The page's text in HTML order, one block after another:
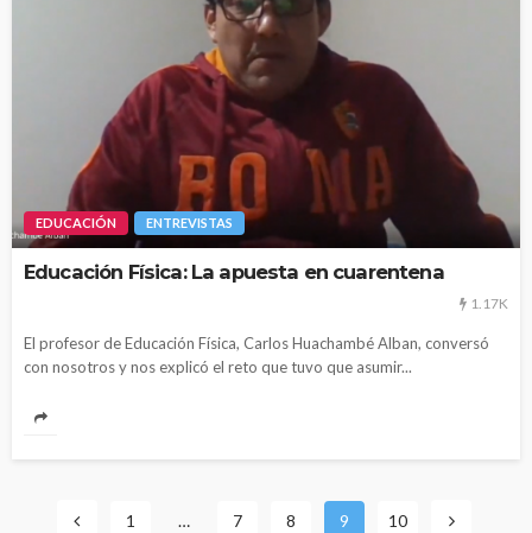
EDUCACIÓN ENTREVISTAS
Educación Física: La apuesta en cuarentena
1.17K
El profesor de Educación Física, Carlos Huachambé Alban, conversó
con nosotros y nos explicó el reto que tuvo que asumir...
1 … 7 8 9 10